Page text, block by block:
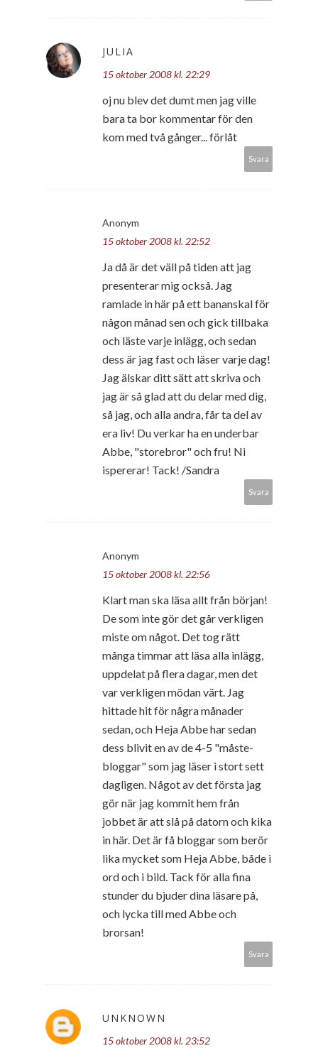
JULIA
15 oktober 2008 kl. 22:29
oj nu blev det dumt men jag ville
bara ta bor kommentar för den
kom med två gånger... förlåt
Svara
Anonym
15 oktober 2008 kl. 22:52
Ja då är det väll på tiden att jag
presenterar mig också. Jag
ramlade in här på ett bananskal för
någon månad sen och gick tillbaka
och läste varje inlägg, och sedan
dess är jag fast och läser varje dag!
Jag älskar ditt sätt att skriva och
jag är så glad att du delar med dig,
så jag, och alla andra, får ta del av
era liv! Du verkar ha en underbar
Abbe, "storebror" och fru! Ni
ispererar! Tack! /Sandra
Svara
Anonym
15 oktober 2008 kl. 22:56
Klart man ska läsa allt från början!
De som inte gör det går verkligen
miste om något. Det tog rätt
många timmar att läsa alla inlägg,
uppdelat på flera dagar, men det
var verkligen mödan värt. Jag
hittade hit för några månader
sedan, och Heja Abbe har sedan
dess blivit en av de 4-5 "måste-
bloggar" som jag läser i stort sett
dagligen. Något av det första jag
gör när jag kommit hem från
jobbet är att slå på datorn och kika
in här. Det är få bloggar som berör
lika mycket som Heja Abbe, både i
ord och i bild. Tack för alla fina
stunder du bjuder dina läsare på,
och lycka till med Abbe och
brorsan!
Svara
UNKNOWN
15 oktober 2008 kl. 23:52